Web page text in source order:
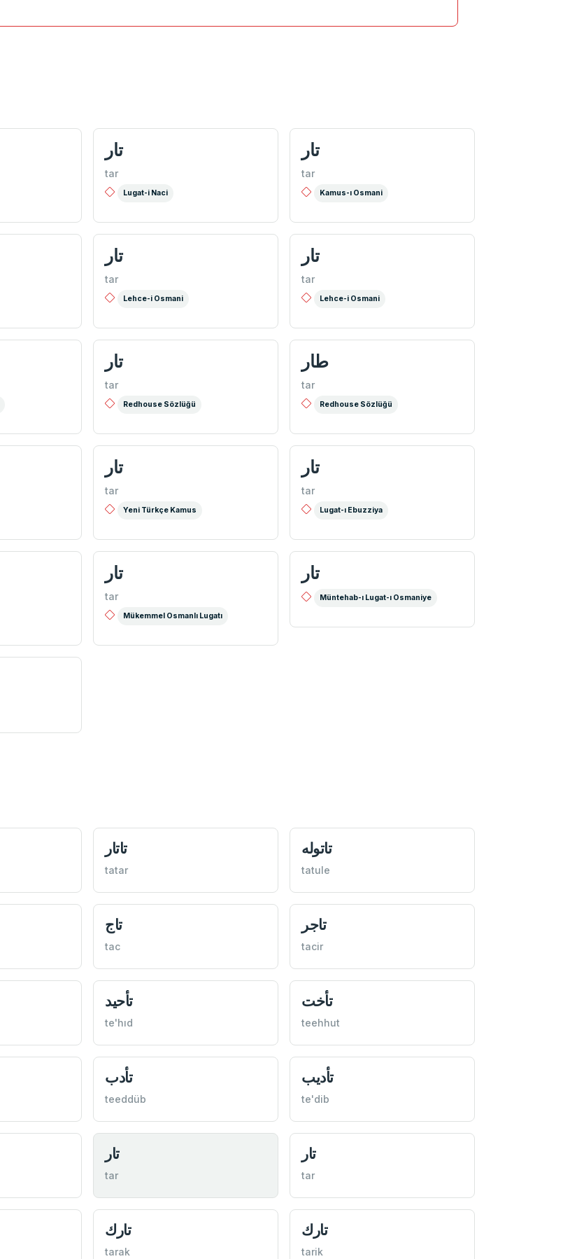
تار
tar
Lugat-i Naci
تار
tar
Kamus-ı Osmani
تار
tar
Lehce-i Osmani
تار
tar
Lehce-i Osmani
تار
tar
Redhouse Sözlüğü
طار
tar
Redhouse Sözlüğü
تار
tar
Yeni Türkçe Kamus
تار
tar
Lugat-ı Ebuzziya
تار
tar
Mükemmel Osmanlı Lugatı
تار
Müntehab-ı Lugat-ı Osmaniye
تاتار
tatar
تاتوله
tatule
تاج
tac
تاجر
tacir
تأحيد
te'hıd
تأخت
teehhut
تأدب
teeddüb
تأديب
te'dib
تار
tar
تار
tar
تارك
tarak
تارك
tarik